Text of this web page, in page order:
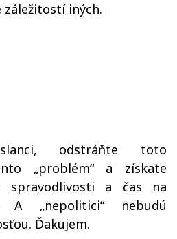
iných.
odstráňte toto
„problém“ a získate
a čas na
A „nepolitici“ nebudú
Ďakujem.